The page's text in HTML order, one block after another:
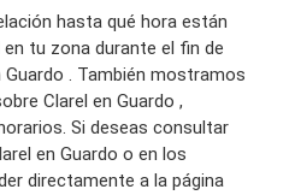
hasta qué hora están
tu zona durante el fin de
. También mostramos
Clarel en Guardo ,
Si deseas consultar
en Guardo o en los
directamente a la página